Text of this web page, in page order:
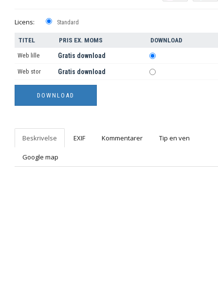
Licens: Standard
TITEL PRIS EX. MOMS DOWNLOAD
Web lille Gratis download
Web stor Gratis download
Beskrivelse EXIF Kommentarer Tip en ven
Google map